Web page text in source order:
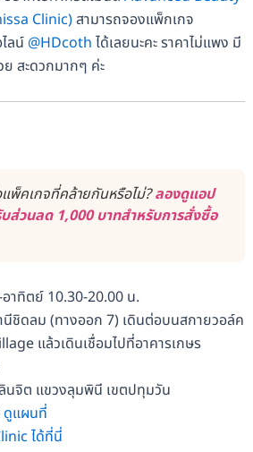
Clinic)สามารถจองแพ็กเกจ
ลน์ @HDcoth ได้เลยนะคะ ราคาไม่แพง มี
สะดวกมากๆ ค่ะ
พ็คเกจที่คล้ายกันหรือไม่?ลองดูแอป
วนลด 1,000 บาทสำหรับการสั่งซื้อ
าทิตย์ 10.30-20.00 น.
นีชิดลม (ทางออก 7) เดินต่อบนสกายวอล์ค
แล้วเดินเชื่อมไปที่อาคารเกษร
นจิต แขวงลุมพินี เขตปทุมวัน
ดูแผนที่
ได้ที่นี่